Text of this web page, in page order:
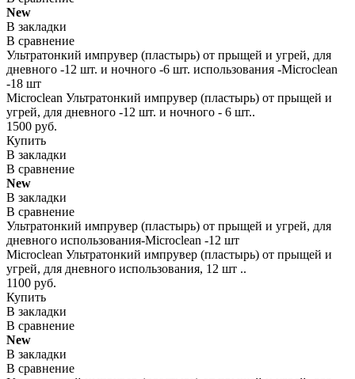
New
В закладки
В сравнение
Ультратонкий импрувер (пластырь) от прыщей и угрей, для
дневного -12 шт. и ночного -6 шт. использования -Microclean
-18 шт
Microclean Ультратонкий импрувер (пластырь) от прыщей и
угрей, для дневного -12 шт. и ночного - 6 шт..
1500 руб.
Купить
В закладки
В сравнение
New
В закладки
В сравнение
Ультратонкий импрувер (пластырь) от прыщей и угрей, для
дневного использования-Microclean -12 шт
Microclean Ультратонкий импрувер (пластырь) от прыщей и
угрей, для дневного использования, 12 шт ..
1100 руб.
Купить
В закладки
В сравнение
New
В закладки
В сравнение